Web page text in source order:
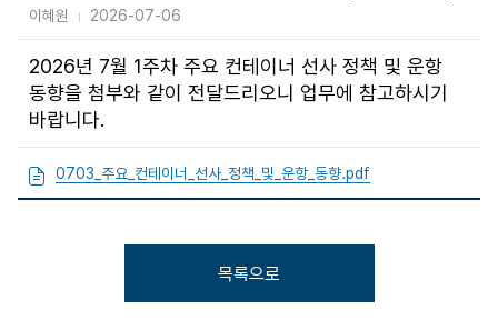
이혜원 2026-07-06
2026년 7월 1주차 주요 컨테이너 선사 정책 및 운항
동향을 첨부와 같이 전달드리오니 업무에 참고하시기
바랍니다.
0703_주요_컨테이너_선사_정책_및_운항_동향.pdf
목록으로